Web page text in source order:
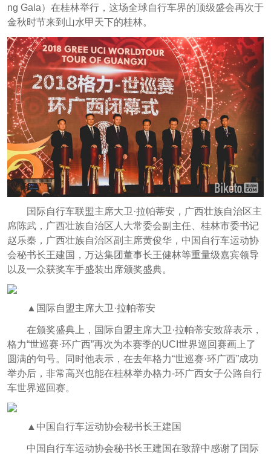
ng Gala）在桂林举行，这场全球自行车界的顶级盛会再次于
金秋时节来到山水甲天下的桂林。
国际自行车联盟主席大卫·拉帕蒂安，广西壮族自治区主
席陈武，广西壮族自治区人大常委会副主任、桂林市委书记
赵乐秦，广西壮族自治区副主席黄俊华，中国自行车运动协
会秘书长王建国，万达集团董事长王健林等重量级嘉宾领导
以及一众获奖车手盛装出席颁奖盛典。
▲国际自盟主席大卫·拉帕蒂安
在颁奖盛典上，国际自盟主席大卫·拉帕蒂安致辞表示，
格力“世巡赛·环广西”再次为本赛季的UCI世界巡回赛画上了
圆满的句号。同时他表示，在去年格力“世巡赛·环广西”成功
举办后，非常高兴也能在桂林举办格力-环广西女子公路自行
车世界巡回赛。
▲中国自行车运动协会秘书长王建国
中国自行车运动协会秘书长王建国在致辞中感谢了国际